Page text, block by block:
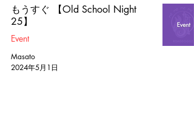
もうすぐ 【Old School Night
25】
Event
Masato
2024年5月1日